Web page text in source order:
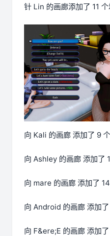
针 Lin 的画廊添加了 11
向 Kali 的画廊 添加了 9
向 Ashley 的画廊 添加了
向 mare 的画廊 添加了
向 Android 的画廊 添加
向 F&ere;E 的画廊 添加